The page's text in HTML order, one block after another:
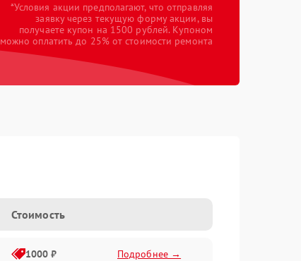
*Условия акции предполагают, что отправляя
заявку через текущую форму акции, вы
получаете купон на 1500 рублей. Купоном
можно оплатить до 25% от стоимости ремонта
Стоимость
1000 ₽ Подробнее →